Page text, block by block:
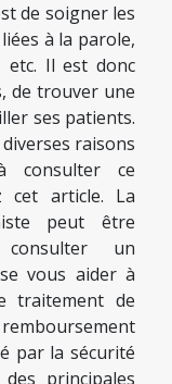
de soigner les
à la parole,
etc. Il est donc
de trouver une
ses patients.
raisons
consulter ce
cet article. La
peut être
un
vous aider à
traitement de
par la sécurité
principales